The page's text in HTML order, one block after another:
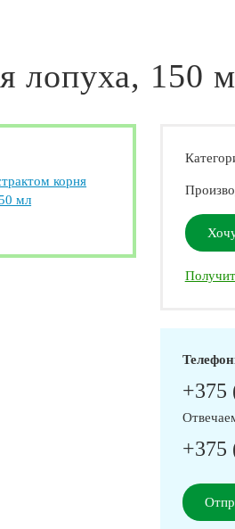
лопуха, 150
+375
+375